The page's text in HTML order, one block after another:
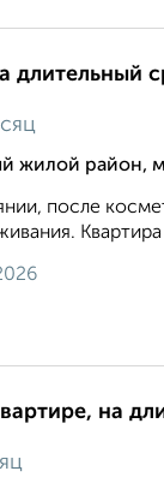
длительный
жилой район,
после
Квартира
на